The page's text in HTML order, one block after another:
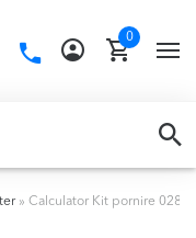
Call
0
» Calculator Kit pornire